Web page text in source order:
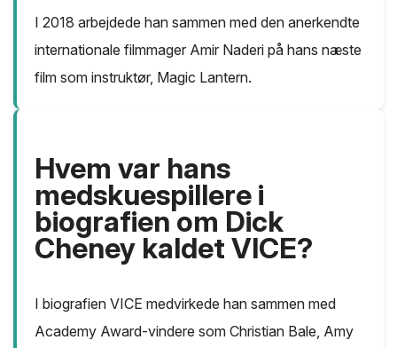
I 2018 arbejdede han sammen med den anerkendte
internationale filmmager Amir Naderi på hans næste
film som instruktør, Magic Lantern.
Hvem var hans
medskuespillere i
biografien om Dick
Cheney kaldet VICE?
I biografien VICE medvirkede han sammen med
Academy Award-vindere som Christian Bale, Amy